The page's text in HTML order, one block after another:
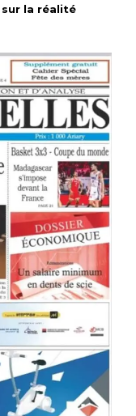
la réalité